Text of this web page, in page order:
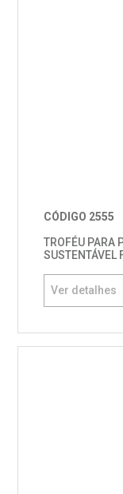
CÓDIGO 2555
TROFÉU PARA
SUSTENTÁVEL
Ver detalhes